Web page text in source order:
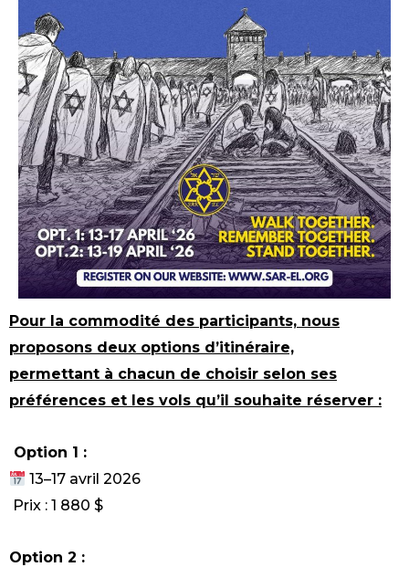
Pour la commodité des participants, nous
proposons deux options d’itinéraire,
permettant à chacun de choisir selon ses
préférences et les vols qu’il souhaite réserver :
Option 1 :
13–17 avril 2026
Prix : 1 880 $
Option 2 :